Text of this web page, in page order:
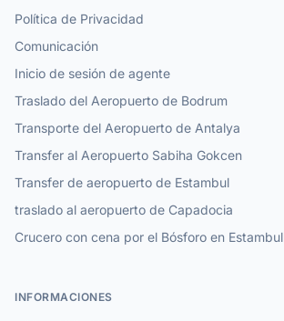
Política de Privacidad
Comunicación
Inicio de sesión de agente
Traslado del Aeropuerto de Bodrum
Transporte del Aeropuerto de Antalya
Transfer al Aeropuerto Sabiha Gokcen
Transfer de aeropuerto de Estambul
traslado al aeropuerto de Capadocia
Crucero con cena por el Bósforo en Estambul
INFORMACIONES